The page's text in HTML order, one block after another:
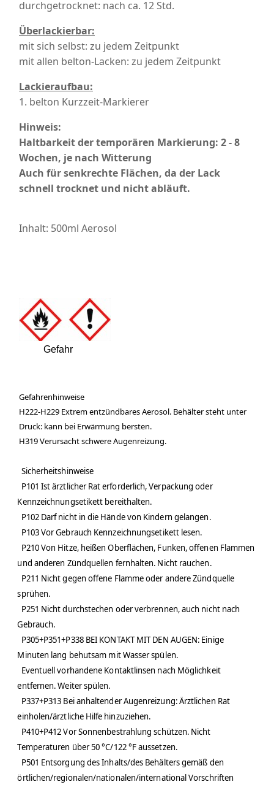
durchgetrocknet: nach ca. 12 Std.
Überlackierbar:
mit sich selbst: zu jedem Zeitpunkt
mit allen belton-Lacken: zu jedem Zeitpunkt
Lackieraufbau:
1. belton Kurzzeit-Markierer
Hinweis:
Haltbarkeit der temporären Markierung: 2 - 8
Wochen, je nach Witterung
Auch für senkrechte Flächen, da der Lack
schnell trocknet und nicht abläuft.
Inhalt: 500ml Aerosol
Gefahr
Gefahrenhinweise
H222-H229 Extrem entzündbares Aerosol. Behälter steht unter
Druck: kann bei Erwärmung bersten.
H319 Verursacht schwere Augenreizung.
Sicherheitshinweise
P101 Ist ärztlicher Rat erforderlich, Verpackung oder
Kennzeichnungsetikett bereithalten.
P102 Darf nicht in die Hände von Kindern gelangen.
P103 Vor Gebrauch Kennzeichnungsetikett lesen.
P210 Von Hitze, heißen Oberflächen, Funken, offenen Flammen
und anderen Zündquellen fernhalten. Nicht rauchen.
P211 Nicht gegen offene Flamme oder andere Zündquelle
sprühen.
P251 Nicht durchstechen oder verbrennen, auch nicht nach
Gebrauch.
P305+P351+P338 BEI KONTAKT MIT DEN AUGEN: Einige
Minuten lang behutsam mit Wasser spülen.
Eventuell vorhandene Kontaktlinsen nach Möglichkeit
entfernen. Weiter spülen.
P337+P313 Bei anhaltender Augenreizung: Ärztlichen Rat
einholen/ärztliche Hilfe hinzuziehen.
P410+P412 Vor Sonnenbestrahlung schützen. Nicht
Temperaturen über 50 °C/122 °F aussetzen.
P501 Entsorgung des Inhalts/des Behälters gemäß den
örtlichen/regionalen/nationalen/international Vorschriften